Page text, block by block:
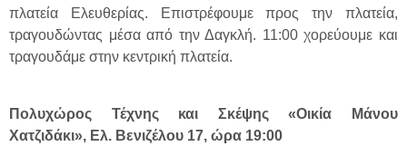
πλατεία Ελευθερίας. Επιστρέφουμε προς την πλατεία,
τραγουδώντας μέσα από την Δαγκλή. 11:00 χορεύουμε και
τραγουδάμε στην κεντρική πλατεία.
Πολυχώρος Τέχνης και Σκέψης «Οικία Μάνου
Χατζιδάκι», Ελ. Βενιζέλου 17, ώρα 19:00